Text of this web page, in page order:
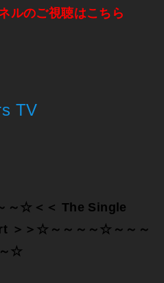
ルのご視聴はこちら
TV
～☆＜＜ The Single
＞＞☆～～～～☆～～～
～☆